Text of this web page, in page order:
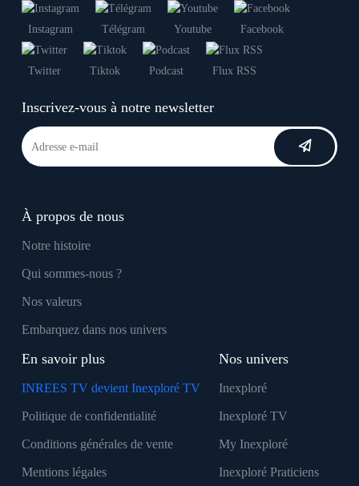
Instagram Télégram Youtube Facebook
Twitter Tiktok Podcast Flux RSS
Inscrivez-vous à notre newsletter
À propos de nous
Notre histoire
Qui sommes-nous ?
Nos valeurs
Embarquez dans nos univers
En savoir plus
INREES TV devient Inexploré TV
Politique de confidentialité
Conditions générales de vente
Mentions légales
Nos univers
Inexploré
Inexploré TV
My Inexploré
Inexploré Praticiens